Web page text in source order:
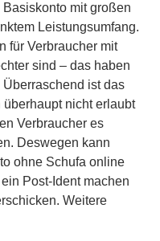
mit großen
Leistungsumfang.
für Verbraucher mit
sind – das haben
ist das
nicht erlaubt
Verbraucher es
Deswegen kann
ohne Schufa online
Post-Ident machen
Weitere